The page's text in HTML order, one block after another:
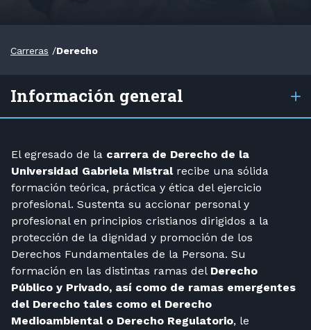
Carreras /Derecho
Información general
El egresado de la carrera de Derecho de la
Universidad Gabriela Mistralrecibe una sólida
formación teórica, práctica y ética del ejercicio
profesional. Sustenta su accionar personal y
profesional en principios cristianos dirigidos a la
protección de la dignidad y promoción de los
Derechos Fundamentales de la Persona. Su
formación en las distintas ramas del Derecho
Público y Privado, así como de ramas emergentes
del Derecho tales como el Derecho
Medioambiental o Derecho Regulatorio, le